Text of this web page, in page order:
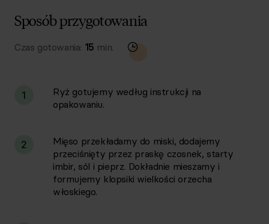
Sposób przygotowania
Czas gotowania: 15 min.
1
Ryż gotujemy według instrukcji na
opakowaniu.
2
Mięso przekładamy do miski, dodajemy
przeciśnięty przez praskę czosnek, starty
imbir, sól i pieprz. Dokładnie mieszamy i
formujemy klopsiki wielkości orzecha
włoskiego.